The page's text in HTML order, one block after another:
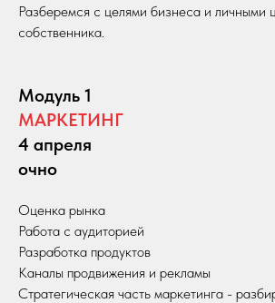
Разберемся с целями бизнеса и личными
собственника.
Модуль 1
МАРКЕТИНГ
4 апреля
очно
Оценка рынка
Работа с аудиторией
Разработка продуктов
Каналы продвижения и рекламы
Стратегическая часть маркетинга -